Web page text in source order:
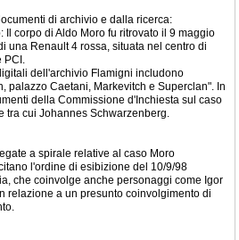
di archivio e dalla ricerca:
Il corpo di Aldo Moro fu ritrovato il 9 maggio
una Renault 4 rossa, situata nel centro di
PCI.
dell'archivio Flamigni includono
palazzo Caetani, Markevitch e Superclan". In
della Commissione d'Inchiesta sul caso
tra cui Johannes Schwarzenberg.
a spirale relative al caso Moro
l'ordine di esibizione del 10/9/98
che coinvolge anche personaggi come Igor
relazione a un presunto coinvolgimento di